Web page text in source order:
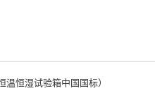
恒湿试验箱中国国标）